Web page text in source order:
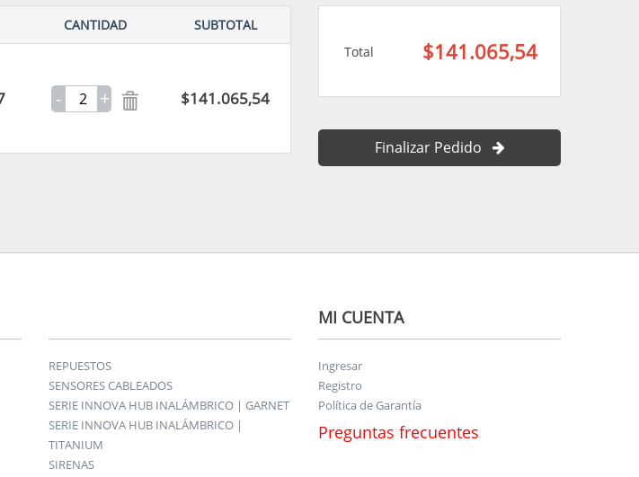
CANTIDAD SUBTOTAL
- + $141.065,54
Total $141.065,54
Finalizar Pedido
REPUESTOS
SENSORES CABLEADOS
SERIE INNOVA HUB INALÁMBRICO | GARNET
SERIE INNOVA HUB INALÁMBRICO |
TITANIUM
SIRENAS
MI CUENTA
Ingresar
Registro
Política de Garantía
Preguntas frecuentes